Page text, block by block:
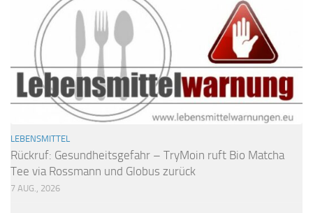
LEBENSMITTEL
Rückruf: Gesundheitsgefahr – TryMoin ruft Bio Matcha
Tee via Rossmann und Globus zurück
7 AUG., 2026